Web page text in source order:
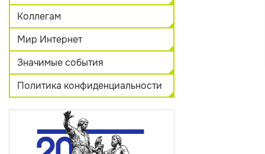
Коллегам
Мир Интернет
Значимые события
Политика конфиденциальности